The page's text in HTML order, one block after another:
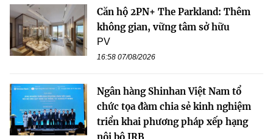
Căn hộ 2PN+ The Parkland: Thêm
không gian, vững tâm sở hữu
PV
16:58 07/08/2026
Ngân hàng Shinhan Việt Nam tổ
chức tọa đàm chia sẻ kinh nghiệm
triển khai phương pháp xếp hạng